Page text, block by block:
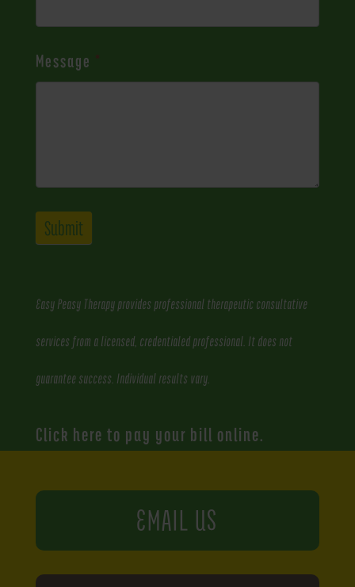
Message *
Submit
Easy Peasy Therapy provides professional therapeutic consultative
services from a licensed, credentialed professional. It does not
guarantee success. Individual results vary.
Click here to pay your bill online.
EMAIL US